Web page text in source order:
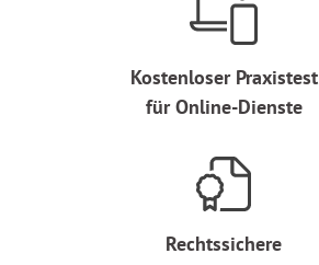
Kostenloser Praxistest
für Online-Dienste
Rechtssichere